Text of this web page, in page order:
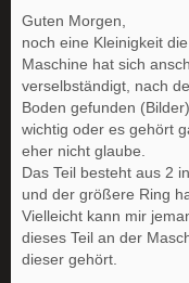
Guten Morgen,
noch eine Kleinigkeit
Maschine hat sich
verselbständigt, nach
Boden gefunden
wichtig oder es gehört
eher nicht glaube.
Das Teil besteht aus 2
und der größere Ring
Vielleicht kann mir
dieses Teil an der
dieser gehört.